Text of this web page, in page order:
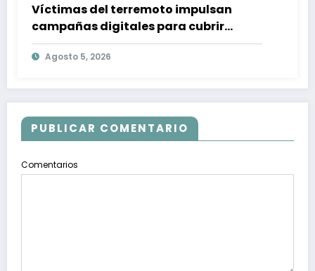
Víctimas del terremoto impulsan
campañas digitales para cubrir
gastos médicos y rehabilitación
Agosto 5, 2026
PUBLICAR COMENTARIO
Comentarios